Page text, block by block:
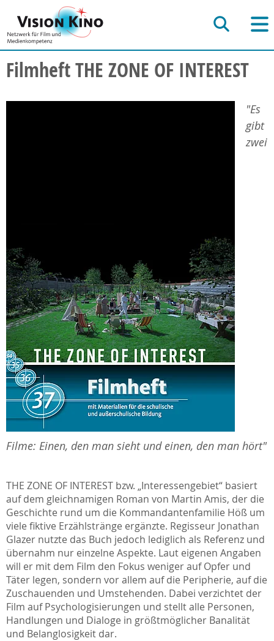
Filmheft THE ZONE OF INTEREST
"Es
gibt
zwei
Filme: Einen, den man sieht und einen, den man hört"
THE ZONE OF INTEREST bzw. „Interessengebiet“ basiert
auf dem gleichnamigen Roman von Martin Amis, der die
Geschichte rund um die Kommandantenfamilie Höß um
viele fiktive Erzählstränge ergänzte. Regisseur Jonathan
Glazer nutzte das Buch jedoch lediglich als Referenz und
übernahm nur einzelne Aspekte. Laut eigenen Angaben
will er mit dem Film den Fokus weniger auf Opfer und
Täter legen, sondern vor allem auf die Peripherie, auf die
Zuschauenden und Umstehenden. Dabei verzichtet der
Film auf Psychologisierungen und stellt alle Personen,
Handlungen und Dialoge in größtmöglicher Banalität
und Belanglosigkeit dar.